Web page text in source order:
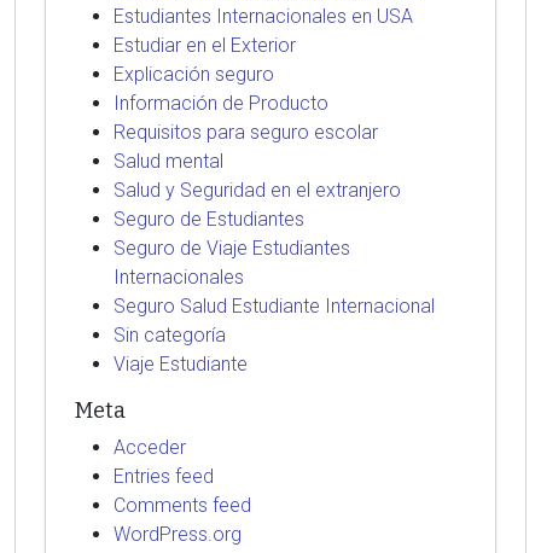
Estudiantes Internacionales en USA
Estudiar en el Exterior
Explicación seguro
Información de Producto
Requisitos para seguro escolar
Salud mental
Salud y Seguridad en el extranjero
Seguro de Estudiantes
Seguro de Viaje Estudiantes
Internacionales
Seguro Salud Estudiante Internacional
Sin categoría
Viaje Estudiante
Meta
Acceder
Entries feed
Comments feed
WordPress.org